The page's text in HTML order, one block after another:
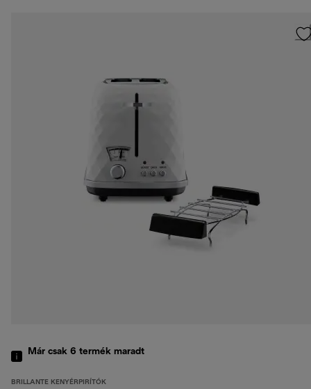
Már csak 6 termék maradt
BRILLANTE KENYÉRPIRÍTÓK